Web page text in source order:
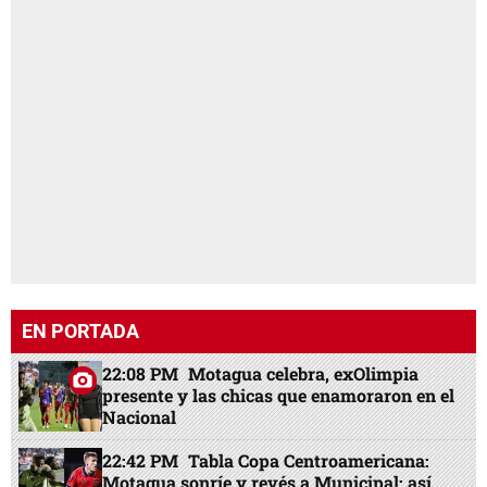
EN PORTADA
22:08 PM Motagua celebra, exOlimpia
presente y las chicas que enamoraron en el
Nacional
22:42 PM Tabla Copa Centroamericana: